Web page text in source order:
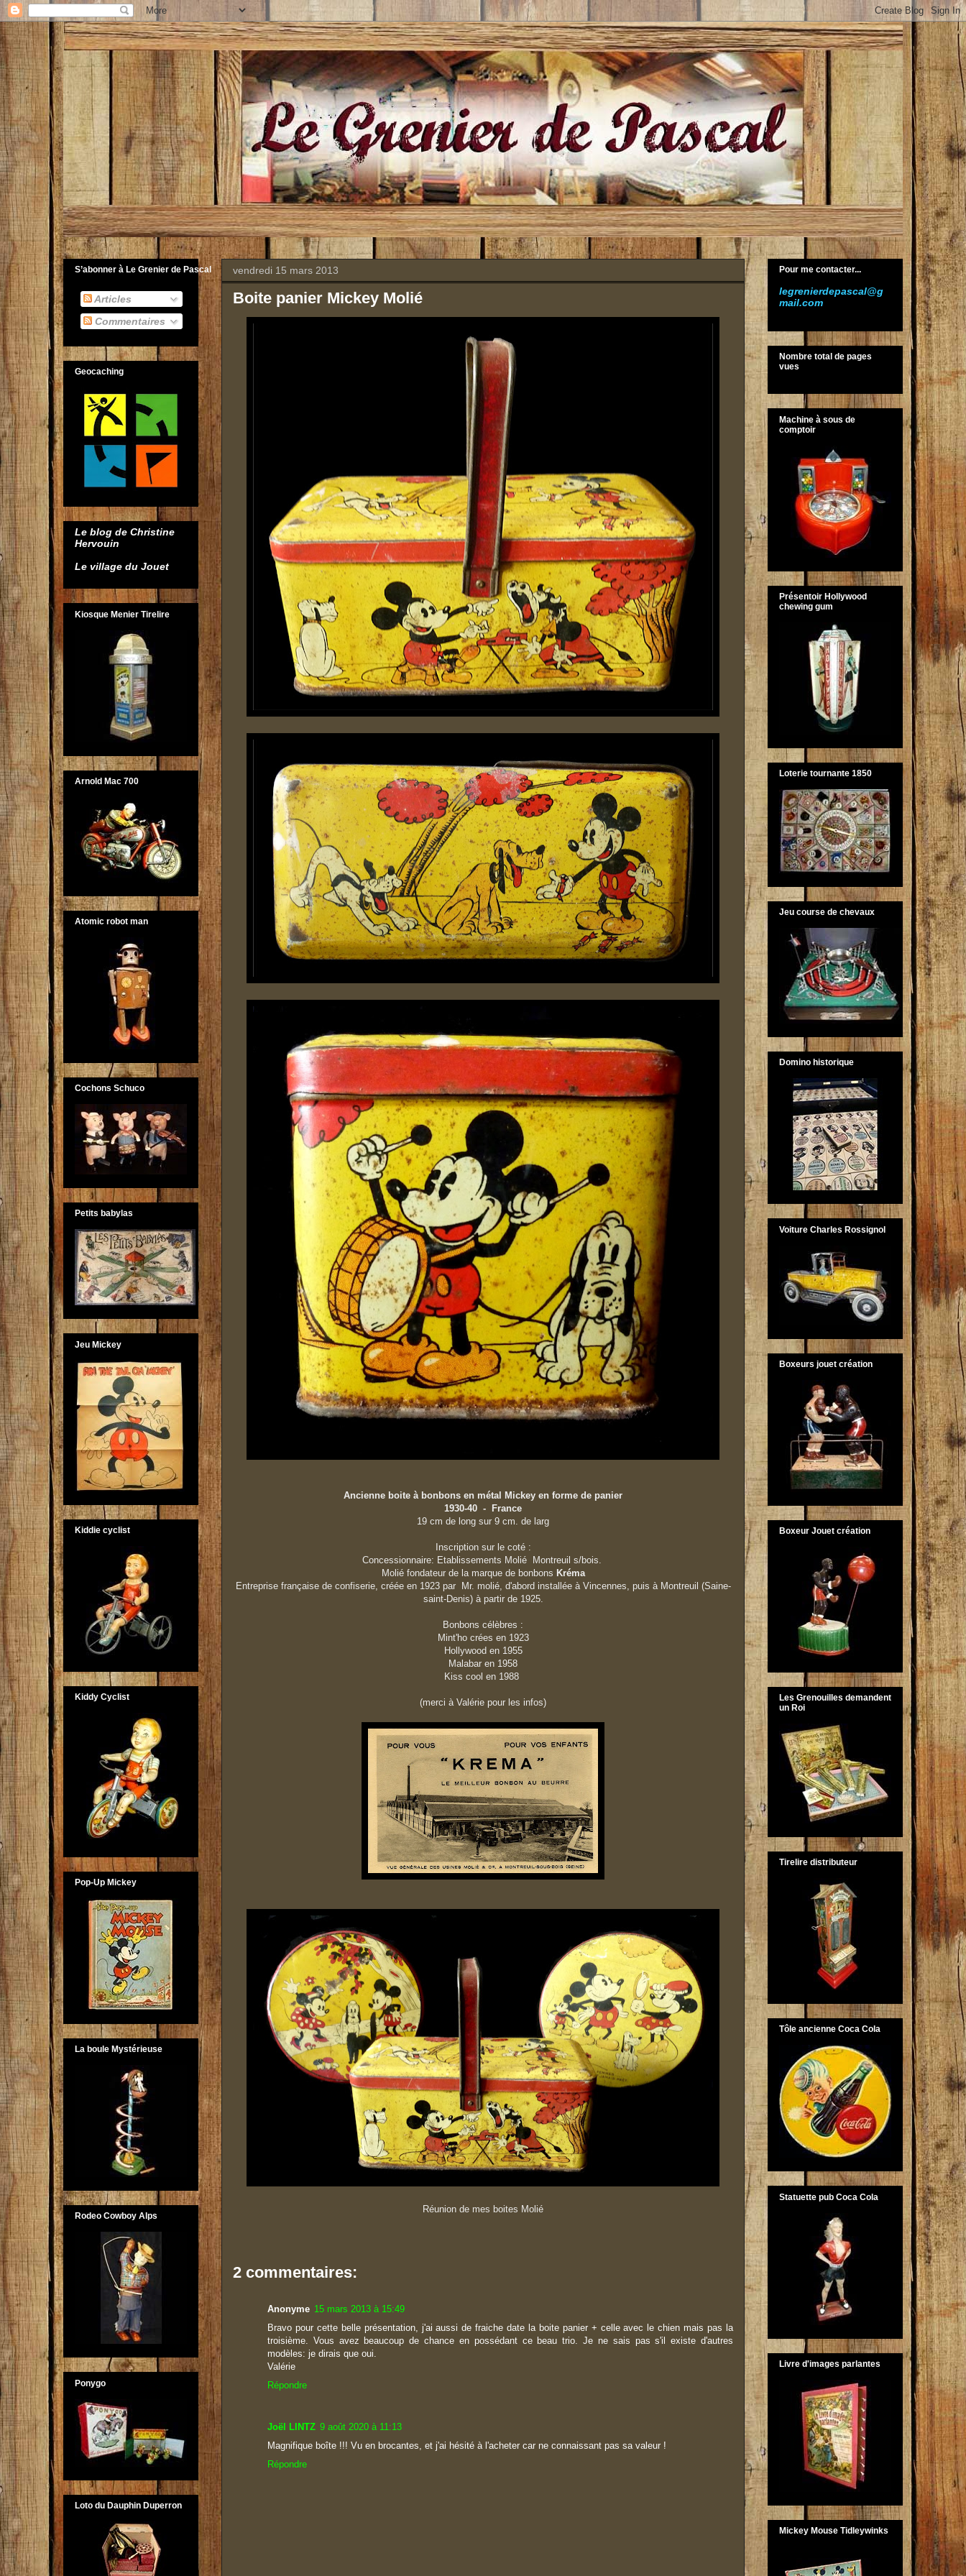
vendredi 15 mars 2013
Boite panier Mickey Molié
Ancienne boite à bonbons en métal Mickey en forme de panier
1930-40 - France
19 cm de long sur 9 cm. de larg
Inscription sur le coté :
Concessionnaire: Etablissements Molié Montreuil s/bois.
Molié fondateur de la marque de bonbons Kréma
Entreprise française de confiserie, créée en 1923 par Mr. molié, d'abord installée à Vincennes, puis à Montreuil (Saine-
saint-Denis) à partir de 1925.
Bonbons célèbres :
Mint'ho crées en 1923
Hollywood en 1955
Malabar en 1958
Kiss cool en 1988
(merci à Valérie pour les infos)
Réunion de mes boites Molié
2 commentaires:
Anonyme 15 mars 2013 à 15:49
Bravo pour cette belle présentation, j'ai aussi de fraiche date la boite panier + celle avec le chien mais pas la
troisième. Vous avez beaucoup de chance en possédant ce beau trio. Je ne sais pas s'il existe d'autres
modèles: je dirais que oui.
Valérie
Répondre
Joël LINTZ 9 août 2020 à 11:13
Magnifique boîte !!! Vu en brocantes, et j'ai hésité à l'acheter car ne connaissant pas sa valeur !
Répondre
S’abonner à Le Grenier de Pascal
Articles
Commentaires
Geocaching
Le blog de Christine
Hervouin
Le village du Jouet
Kiosque Menier Tirelire
Arnold Mac 700
Atomic robot man
Cochons Schuco
Petits babylas
Jeu Mickey
Kiddie cyclist
Kiddy Cyclist
Pop-Up Mickey
La boule Mystérieuse
Rodeo Cowboy Alps
Ponygo
Loto du Dauphin Duperron
Pour me contacter...
legrenierdepascal@g
mail.com
Nombre total de pages
vues
Machine à sous de
comptoir
Présentoir Hollywood
chewing gum
Loterie tournante 1850
Jeu course de chevaux
Domino historique
Voiture Charles Rossignol
Boxeurs jouet création
Boxeur Jouet création
Les Grenouilles demandent
un Roi
Tirelire distributeur
Tôle ancienne Coca Cola
Statuette pub Coca Cola
Livre d'images parlantes
Mickey Mouse Tidleywinks